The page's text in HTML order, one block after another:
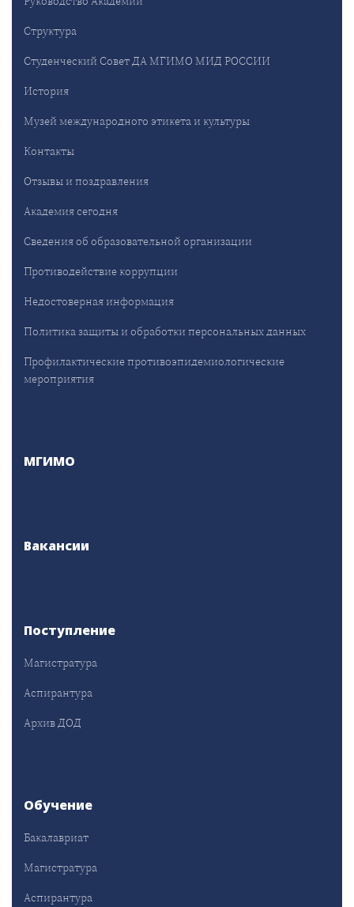
Структура
Студенческий Совет ДА МГИМО МИД РОССИИ
История
Музей международного этикета и культуры
Контакты
Отзывы и поздравления
Академия сегодня
Сведения об образовательной организации
Противодействие коррупции
Недостоверная информация
Политика защиты и обработки персональных данных
Профилактические противоэпидемиологические
мероприятия
МГИМО
Вакансии
Поступление
Магистратура
Аспирантура
Архив ДОД
Обучение
Бакалавриат
Магистратура
Аспирантура